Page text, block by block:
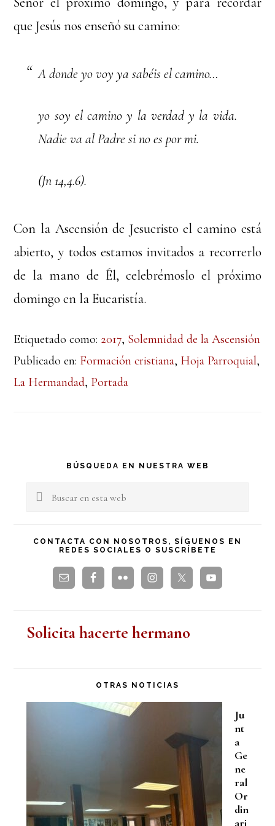
que Jesús nos enseñó su camino:
A donde yo voy ya sabéis el camino…
yo soy el camino y la verdad y la vida.
Nadie va al Padre si no es por mi.
(Jn 14,4.6).
Con la Ascensión de Jesucristo el camino está
abierto, y todos estamos invitados a recorrerlo
de la mano de Él, celebrémoslo el próximo
domingo en la Eucaristía.
Etiquetado como: 2017, Solemnidad de la Ascensión
Publicado en: Formación cristiana, Hoja Parroquial,
La Hermandad, Portada
Barra
lateral
BÚSQUEDA EN NUESTRA WEB
Buscar
esta
CONTACTA CON NOSOTROS, SÍGUENOS EN
REDES SOCIALES O SUSCRÍBETE
Solicita hacerte hermano
OTRAS NOTICIAS
Ju
nt
a
Ge
ne
ral
Or
din
ari